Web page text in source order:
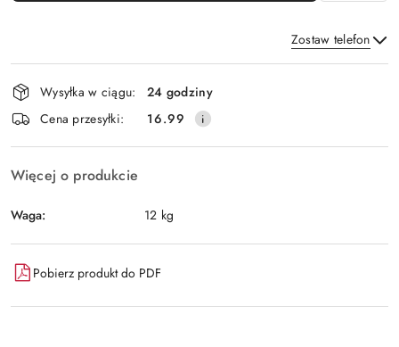
Zostaw telefon
Wyślij
Dostępność
i
dostawa
Wysyłka w ciągu:
24 godziny
Cena przesyłki:
16.99
Więcej o produkcie
Waga: 12 kg
Pobierz produkt do PDF